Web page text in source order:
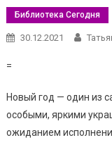
Библиотека Сегодня
30.12.2021
=
Новый год — один из
особыми, яркими
ожиданием